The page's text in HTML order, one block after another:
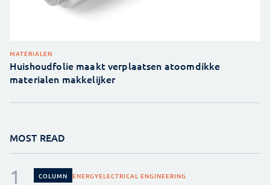
MATERIALEN
Huishoudfolie maakt verplaatsen atoomdikke
materialen makkelijker
MOST READ
COLUMN ENERGYELECTRICAL ENGINEERING